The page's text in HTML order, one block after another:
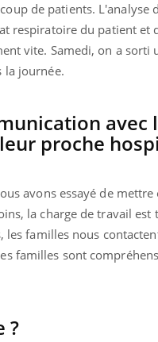
de patients. L'analyse
respiratoire du patient et
vite. Samedi, on a sorti
la journée.
avec
proche
avons essayé de mettre
la charge de travail est
familles nous
familles sont
?